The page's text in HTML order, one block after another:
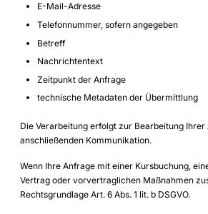
E-Mail-Adresse
Telefonnummer, sofern angegeben
Betreff
Nachrichtentext
Zeitpunkt der Anfrage
technische Metadaten der Übermittlung
Die Verarbeitung erfolgt zur Bearbeitung
anschließenden Kommunikation.
Wenn Ihre Anfrage mit einer Kursbuchung,
Vertrag oder vorvertraglichen Maßnahmen
Rechtsgrundlage Art. 6 Abs. 1 lit. b DSGVO.